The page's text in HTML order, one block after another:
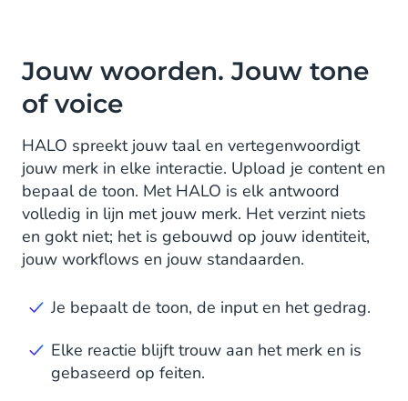
Jouw woorden. Jouw tone
of voice
HALO spreekt jouw taal en vertegenwoordigt
jouw merk in elke interactie. Upload je content en
bepaal de toon. Met HALO is elk antwoord
volledig in lijn met jouw merk. Het verzint niets
en gokt niet; het is gebouwd op jouw identiteit,
jouw workflows en jouw standaarden.
Je bepaalt de toon, de input en het gedrag.
Elke reactie blijft trouw aan het merk en is
gebaseerd op feiten.